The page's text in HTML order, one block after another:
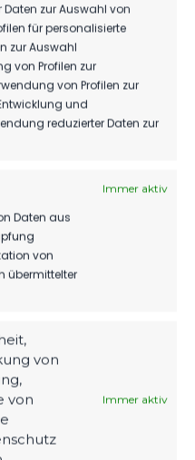
zur Auswahl von
für personalisierte
zur Auswahl
von Profilen zur
von Profilen zur
und
reduzierter Daten zur
Immer aktiv
Daten aus
von
übermittelter
von
von
Immer aktiv
Woltersdorf/Felgentreu
63 Luckenwalde E1-
2024
Beitrag